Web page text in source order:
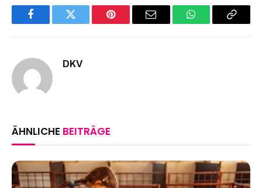
FacebookTwitter Pinterest Email WhatsAppCopy
DKV
ÄHNLICHE BEITRÄGE